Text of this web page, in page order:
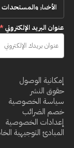
عنوان البريد الإلكتروني*
إمكانية الوصول
حقوق النشر
سياسة الخصوصية
خصم الضرائب
إعدادات الخصوصية
المبادئ التوجيهية